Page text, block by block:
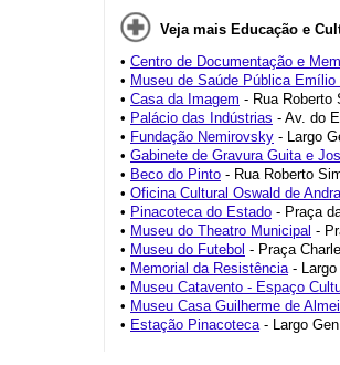
Veja mais Educação e
• Centro de Documentação e
• Museu de Saúde Pública Emílio
• Casa da Imagem - Rua Roberto
• Palácio das Indústrias - Av. do
• Fundação Nemirovsky - Largo
• Gabinete de Gravura Guita e
• Beco do Pinto - Rua Roberto
• Oficina Cultural Oswald de
• Pinacoteca do Estado - Praça
• Museu do Theatro Municipal -
• Museu do Futebol - Praça
• Memorial da Resistência- Largo
• Museu Catavento - Espaço
• Museu Casa Guilherme de
• Estação Pinacoteca- Largo